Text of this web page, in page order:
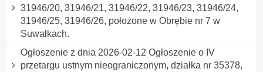
31946/20, 31946/21, 31946/22, 31946/23, 31946/24,
31946/25, 31946/26, położone w Obrębie nr 7 w
Suwałkach.
Ogłoszenie z dnia 2026-02-12 Ogłoszenie o IV
przetargu ustnym nieograniczonym, działka nr 35378,